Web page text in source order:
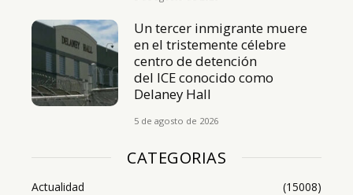
Un tercer inmigrante muere
en el tristemente célebre
centro de detención
del ICE conocido como
Delaney Hall
5 de agosto de 2026
CATEGORIAS
Actualidad
(15008)